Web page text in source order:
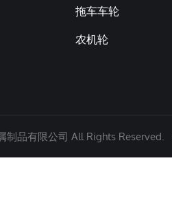
拖车车轮
农机轮
品有限公司 All Rights Reserved.